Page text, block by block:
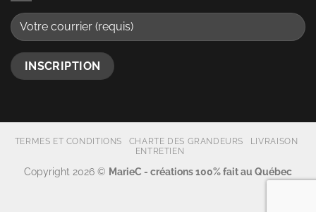
TERMES ET CONDITIONS CHARTE DES GRANDEURS
LIVRAISON
ENTRETIEN
Copyright 2026 © MarieC - créations 100% fait au Québec